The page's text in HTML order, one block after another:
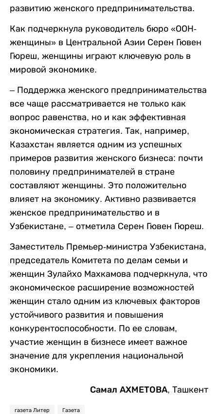
развитию женского предпринимательства.
Как подчеркнула руководитель бюро «ООН-
женщины» в Центральной Азии Серен Гювен
Гюреш, женщины играют ключевую роль в
мировой экономике.
– Поддержка женского предпринимательства
все чаще рассматривается не только как
вопрос равенства, но и как эффективная
экономическая стратегия. Так, например,
Казахстан является одним из успешных
примеров развития женского бизнеса: почти
половину предпринимателей в стране
составляют женщины. Это положительно
влияет на экономику. Активно развивается
женское предпринимательство и в
Узбекистане, – отметила Серен Гювен Гюреш.
Заместитель Премьер-министра Узбекистана,
председатель Комитета по делам семьи и
женщин Зулайхо Махкамова подчеркнула, что
экономическое расширение возможностей
женщин стало одним из ключевых факторов
устойчивого развития и повышения
конкурентоспособности. По ее словам,
участие женщин в бизнесе имеет важное
значение для укрепления национальной
экономики.
Самал АХМЕТОВА, Ташкент
газета Литер Газета